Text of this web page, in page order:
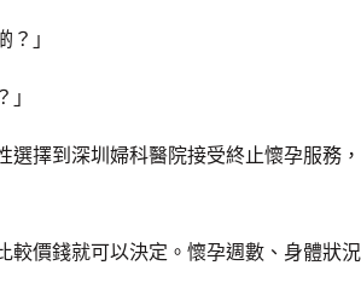
」
擇到深圳婦科醫院接受終止懷孕服務
價錢就可以決定。懷孕週數、身體狀